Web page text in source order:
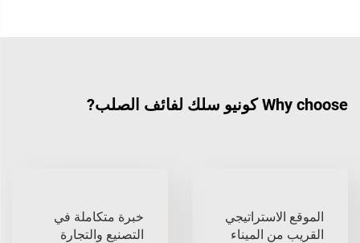
Why choose كونيو سلك لفائف الصلب?
الموقع الاستراتيجي
القريب من الميناء
خبرة متكاملة في
التصنيع والتجارة